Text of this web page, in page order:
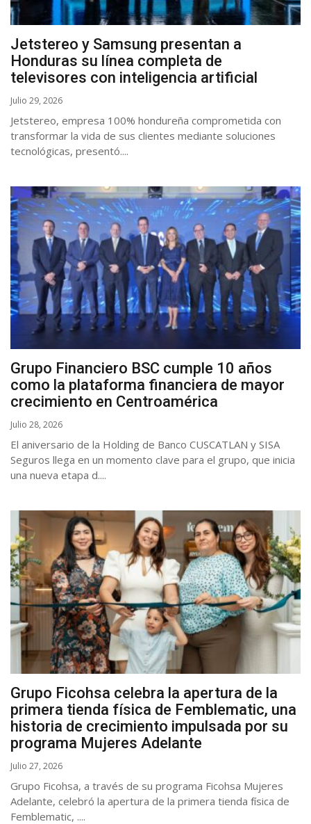
Jetstereo y Samsung presentan a
Honduras su línea completa de
televisores con inteligencia artificial
Julio 29, 2026
Jetstereo, empresa 100% hondureña comprometida con
transformar la vida de sus clientes mediante soluciones
tecnológicas, presentó....
Grupo Financiero BSC cumple 10 años
como la plataforma financiera de mayor
crecimiento en Centroamérica
Julio 28, 2026
El aniversario de la Holding de Banco CUSCATLAN y SISA
Seguros llega en un momento clave para el grupo, que inicia
una nueva etapa d....
Grupo Ficohsa celebra la apertura de la
primera tienda física de Femblematic, una
historia de crecimiento impulsada por su
programa Mujeres Adelante
Julio 27, 2026
Grupo Ficohsa, a través de su programa Ficohsa Mujeres
Adelante, celebró la apertura de la primera tienda física de
Femblematic, ....